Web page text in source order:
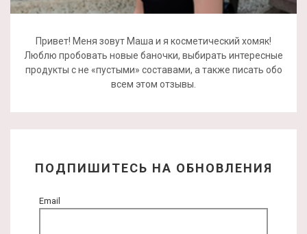
Привет! Меня зовут Маша и я косметический хомяк!
Люблю пробовать новые баночки, выбирать интересные
продукты с не «пустыми» составами, а также писать обо
всем этом отзывы.
ПОДПИШИТЕСЬ НА ОБНОВЛЕНИЯ
Email